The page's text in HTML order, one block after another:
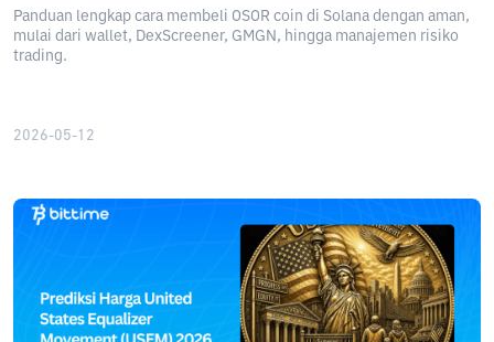
Panduan lengkap cara membeli OSOR coin di Solana dengan aman,
mulai dari wallet, DexScreener, GMGN, hingga manajemen risiko
trading.
2026-05-12